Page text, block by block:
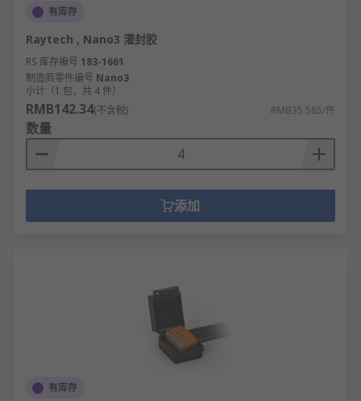
有库存
Raytech , Nano3 灌封胶
RS 库存编号 183-1661
制造商零件编号 Nano3
小计（1 包，共 4 件）
RMB142.34(不含税) RMB35.585/件
数量
添加
有库存